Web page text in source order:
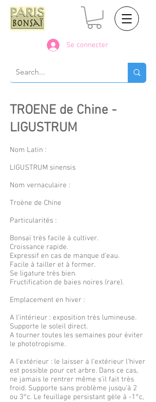
Se connecter
TROENE de Chine -
LIGUSTRUM
Nom Latin :
LIGUSTRUM sinensis
Nom vernaculaire :
Troène de Chine
Particularités :
Bonsaï très facile à cultiver.
Croissance rapide.
Expressif en cas de manque d’eau.
Facile à tailler et à former.
Se ligature très bien.
Fructification de baies noires (rare).
Emplacement en hiver :
A l’intérieur : exposition très lumineuse.
Supporte le soleil direct.
A tourner toutes les semaines pour éviter
le phototropisme.
A l’extérieur : le laisser à l’extérieur l’hiver
est possible pour cet arbre. Dans ce cas,
ne jamais le rentrer même s’il fait très
froid. Supporte sans problème jusqu’à 2
ou 3°c. Le feuillage persistant gèle à -1°c,